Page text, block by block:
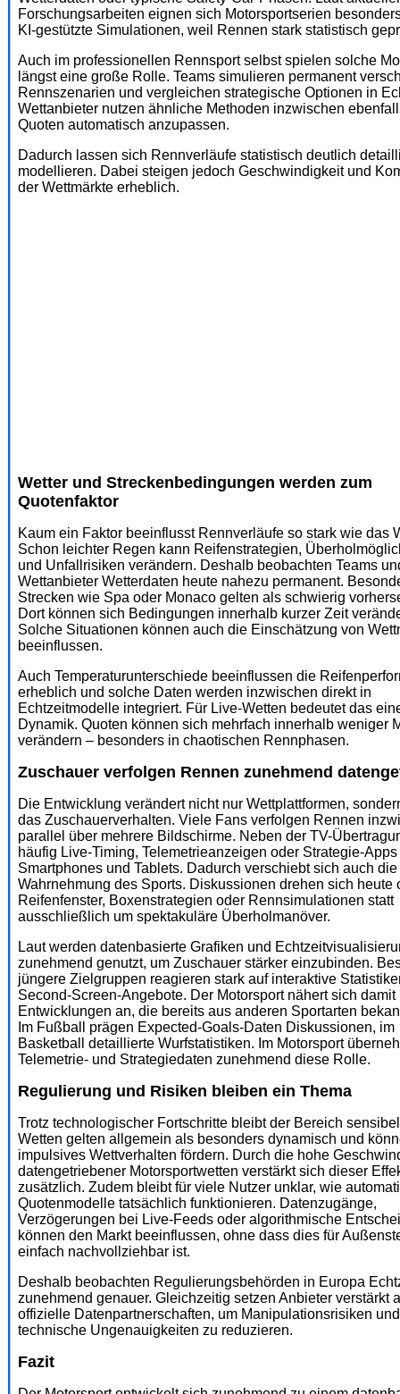
Forschungsarbeiten eignen sich Motorsportserien
KI-gestützte Simulationen, weil Rennen stark statistisch
Auch im professionellen Rennsport selbst spielen solche
längst eine große Rolle. Teams simulieren permanent
Rennszenarien und vergleichen strategische Optionen in
Wettanbieter nutzen ähnliche Methoden inzwischen
Quoten automatisch anzupassen.
Dadurch lassen sich Rennverläufe statistisch deutlich
modellieren. Dabei steigen jedoch Geschwindigkeit und
der Wettmärkte erheblich.
Wetter und Streckenbedingungen werden zum
Quotenfaktor
Kaum ein Faktor beeinflusst Rennverläufe so stark wie das
Schon leichter Regen kann Reifenstrategien,
und Unfallrisiken verändern. Deshalb beobachten Teams
Wettanbieter Wetterdaten heute nahezu permanent.
Strecken wie Spa oder Monaco gelten als schwierig
Dort können sich Bedingungen innerhalb kurzer Zeit
Solche Situationen können auch die Einschätzung von
beeinflussen.
Auch Temperaturunterschiede beeinflussen die
erheblich und solche Daten werden inzwischen direkt in
Echtzeitmodelle integriert. Für Live-Wetten bedeutet das
Dynamik. Quoten können sich mehrfach innerhalb weniger
verändern – besonders in chaotischen Rennphasen.
Zuschauer verfolgen Rennen zunehmend
Die Entwicklung verändert nicht nur Wettplattformen,
das Zuschauerverhalten. Viele Fans verfolgen Rennen
parallel über mehrere Bildschirme. Neben der TV-
häufig Live-Timing, Telemetrieanzeigen oder Strategie-Apps
Smartphones und Tablets. Dadurch verschiebt sich auch die
Wahrnehmung des Sports. Diskussionen drehen sich heute
Reifenfenster, Boxenstrategien oder Rennsimulationen statt
ausschließlich um spektakuläre Überholmanöver.
Laut werden datenbasierte Grafiken und
zunehmend genutzt, um Zuschauer stärker einzubinden.
jüngere Zielgruppen reagieren stark auf interaktive
Second-Screen-Angebote. Der Motorsport nähert sich damit
Entwicklungen an, die bereits aus anderen Sportarten
Im Fußball prägen Expected-Goals-Daten Diskussionen, im
Basketball detaillierte Wurfstatistiken. Im Motorsport
Telemetrie- und Strategiedaten zunehmend diese Rolle.
Regulierung und Risiken bleiben ein Thema
Trotz technologischer Fortschritte bleibt der Bereich
Wetten gelten allgemein als besonders dynamisch und
impulsives Wettverhalten fördern. Durch die hohe
datengetriebener Motorsportwetten verstärkt sich dieser
zusätzlich. Zudem bleibt für viele Nutzer unklar, wie
Quotenmodelle tatsächlich funktionieren. Datenzugänge,
Verzögerungen bei Live-Feeds oder algorithmische
können den Markt beeinflussen, ohne dass dies für
einfach nachvollziehbar ist.
Deshalb beobachten Regulierungsbehörden in Europa
zunehmend genauer. Gleichzeitig setzen Anbieter verstärkt
offizielle Datenpartnerschaften, um Manipulationsrisiken und
technische Ungenauigkeiten zu reduzieren.
Fazit